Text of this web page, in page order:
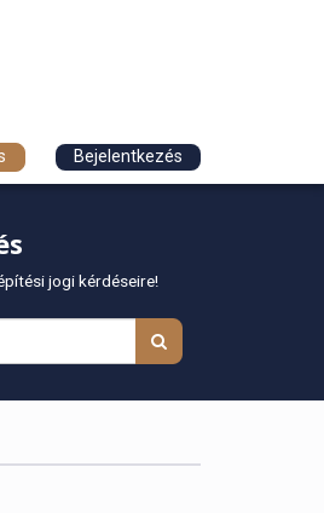
Bejelentkezés
jogi kérdéseire!